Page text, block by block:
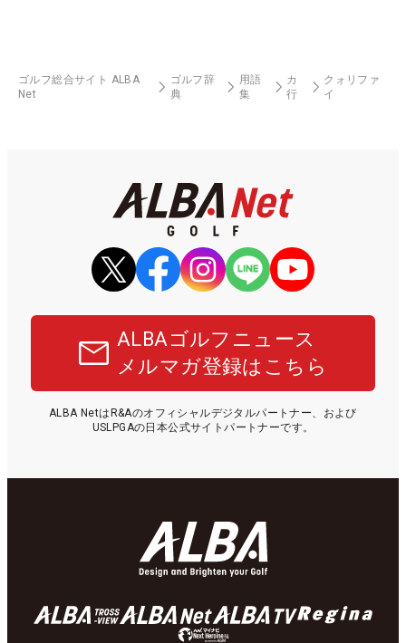
ゴルフ総合サイト ALBA
Net
ゴルフ辞
典
用語
集
カ
行
クォリファ
イ
ALBAゴルフニュース
メルマガ登録はこちら
ALBA NetはR&Aのオフィシャルデジタルパートナー、および
USLPGAの日本公式サイトパートナーです。